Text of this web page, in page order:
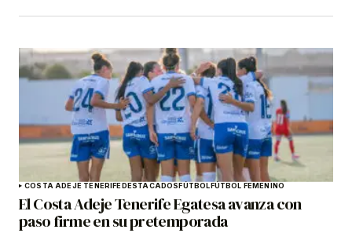
COSTA ADEJE TENERIFEDESTACADOSFÚTBOLFÚTBOL FEMENINO
El Costa Adeje Tenerife Egatesa avanza con
paso firme en su pretemporada